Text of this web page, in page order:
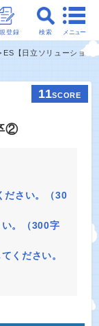
メニュー
検索
登録
ES【日立ソリューショ
11SCORE
②
ださい。（30
。（300字
ください。